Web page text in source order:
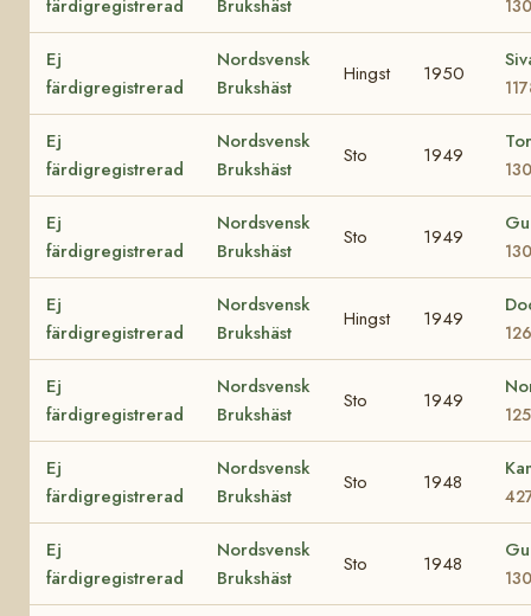
färdigregistrerad Brukshäst
Ej
färdigregistrerad
Nordsvensk
Brukshäst
Hingst 1950
Ej
färdigregistrerad
Nordsvensk
Brukshäst
Sto 1949
Ej
färdigregistrerad
Nordsvensk
Brukshäst
Sto 1949
Ej
färdigregistrerad
Nordsvensk
Brukshäst
Hingst 1949
Ej
färdigregistrerad
Nordsvensk
Brukshäst
Sto 1949
Ej
färdigregistrerad
Nordsvensk
Brukshäst
Sto 1948
Ej
färdigregistrerad
Nordsvensk
Brukshäst
Sto 1948